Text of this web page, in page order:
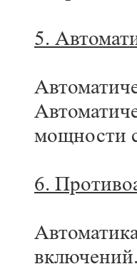
5.
мощности
6.
включений.